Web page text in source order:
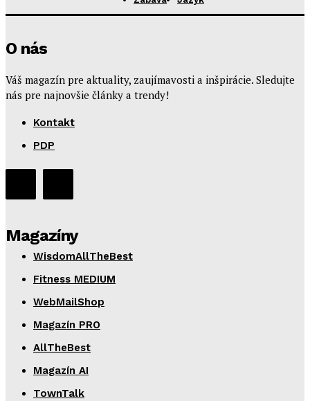
O nás
Váš magazín pre aktuality, zaujímavosti a inšpirácie. Sledujte
nás pre najnovšie články a trendy!
Kontakt
PDP
Magazíny
WisdomAllTheBest
Fitness MEDIUM
WebMailShop
Magazín PRO
AllTheBest
Magazín AI
TownTalk